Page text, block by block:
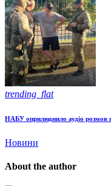
trending_flat
НАБУ оприлюднило аудіо розмов
Новини
About the author